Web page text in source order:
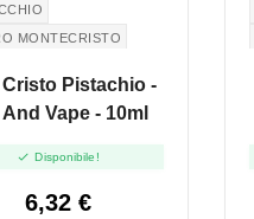
MONTECRISTO
Cristo Pistachio -
And Vape - 10ml
 Disponibile!
6,32 €